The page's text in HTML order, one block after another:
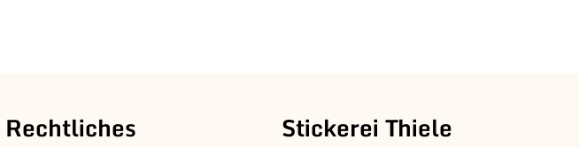
Rechtliches Stickerei Thiele